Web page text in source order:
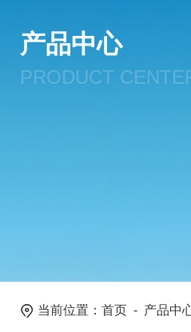
产品中心
PRODUCT
当前位置： 首页 - 产品中